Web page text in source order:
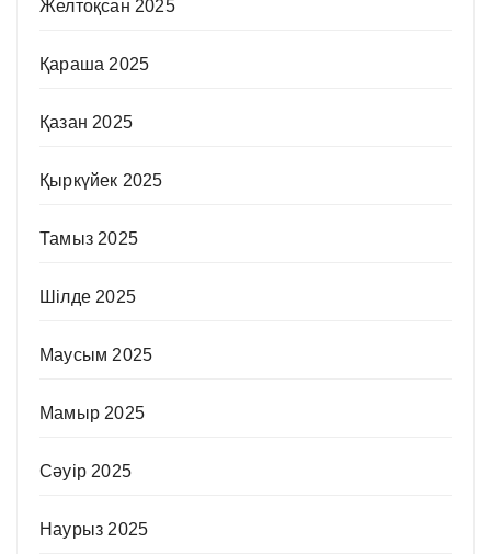
Желтоқсан 2025
Қараша 2025
Қазан 2025
Қыркүйек 2025
Тамыз 2025
Шілде 2025
Маусым 2025
Мамыр 2025
Сәуір 2025
Наурыз 2025